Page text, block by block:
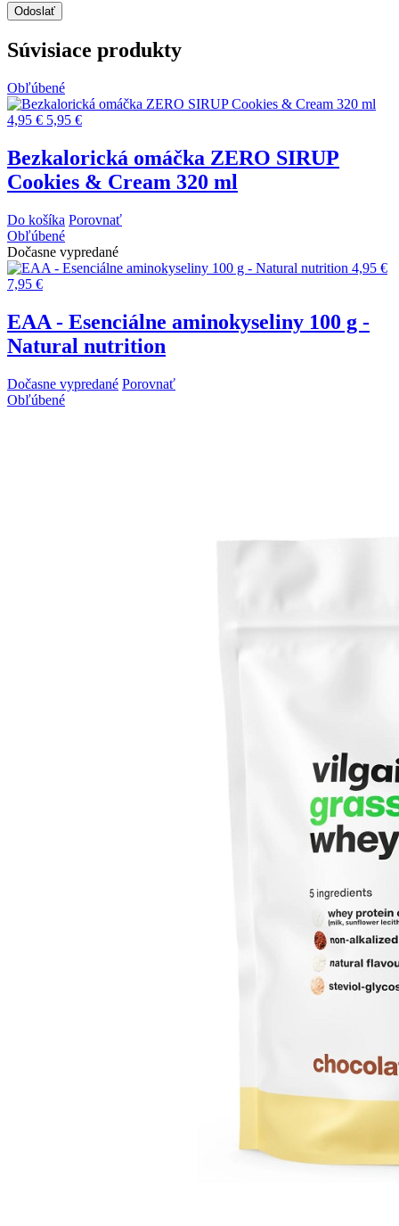
Súvisiace produkty
Obľúbené
4,95 € 5,95 €
Bezkalorická omáčka ZERO SIRUP
Cookies & Cream 320 ml
Do košíka Porovnať
Obľúbené
Dočasne vypredané
4,95 €
7,95 €
EAA - Esenciálne aminokyseliny 100 g -
Natural nutrition
Dočasne vypredané Porovnať
Obľúbené